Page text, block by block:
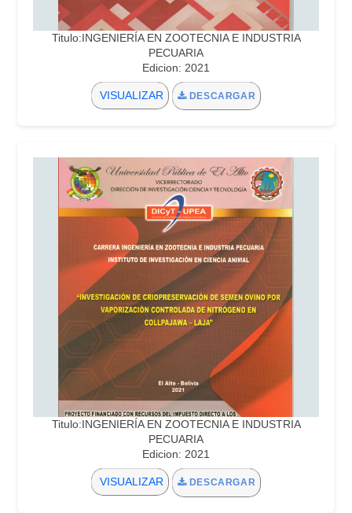
Titulo:INGENIERÍA EN ZOOTECNIA E INDUSTRIA
PECUARIA
Edicion: 2021
VISUALIZAR DESCARGAR
Titulo:INGENIERÍA EN ZOOTECNIA E INDUSTRIA
PECUARIA
Edicion: 2021
VISUALIZAR DESCARGAR